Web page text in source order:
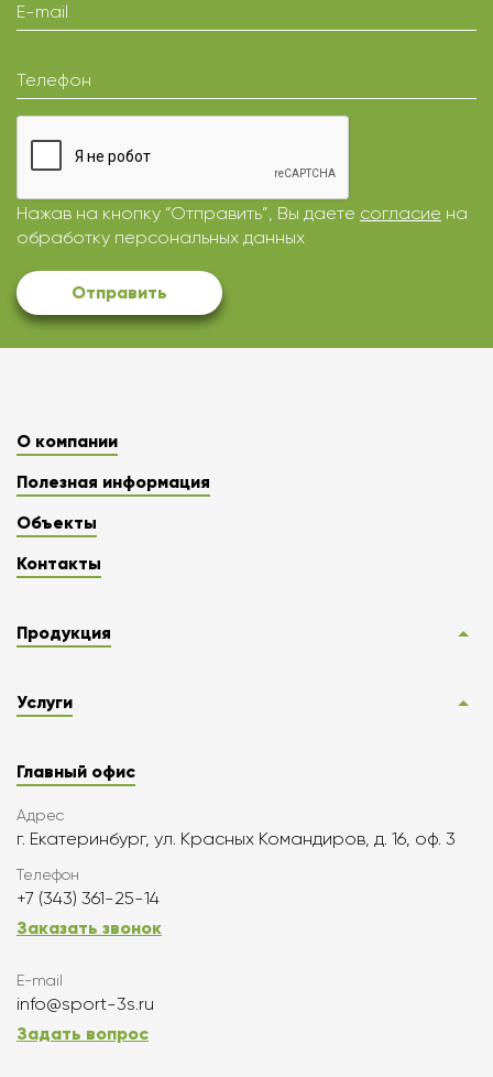
E-mail
Телефон
Нажав на кнопку “Отправить”, Вы даете согласие на
обработку персональных данных
Отправить
О компании
Полезная информация
Объекты
Контакты
Продукция
Услуги
Главный офис
Адрес
г. Екатеринбург, ул. Красных Командиров, д. 16, оф. 3
Телефон
+7 (343) 361-25-14
Заказать звонок
E-mail
info@sport-3s.ru
Задать вопрос